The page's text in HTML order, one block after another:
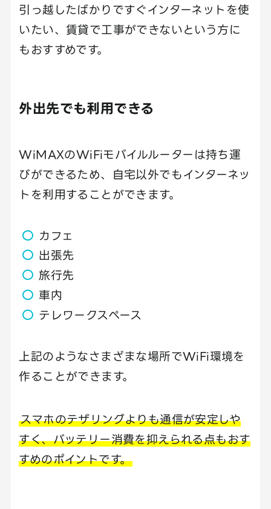
引っ越したばかりですぐインターネットを使
いたい、賃貸で工事ができないという方に
もおすすめです。
外出先でも利用できる
WiMAXのWiFiモバイルルーターは持ち運
びができるため、自宅以外でもインターネッ
トを利用することができます。
カフェ
出張先
旅行先
車内
テレワークスペース
上記のようなさまざまな場所でWiFi環境を
作ることができます。
スマホのテザリングよりも通信が安定しや
すく、バッテリー消費を抑えられる点もおす
すめのポイントです。